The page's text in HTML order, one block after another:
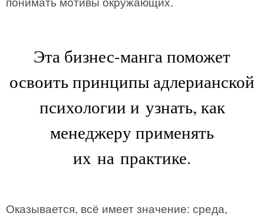
понимать мотивы окружающих.
Эта бизнес-манга поможет
освоить принципы адлерианской
психологии и узнать, как
менеджеру применять
их на практике.
Оказывается, всё имеет значение: среда,